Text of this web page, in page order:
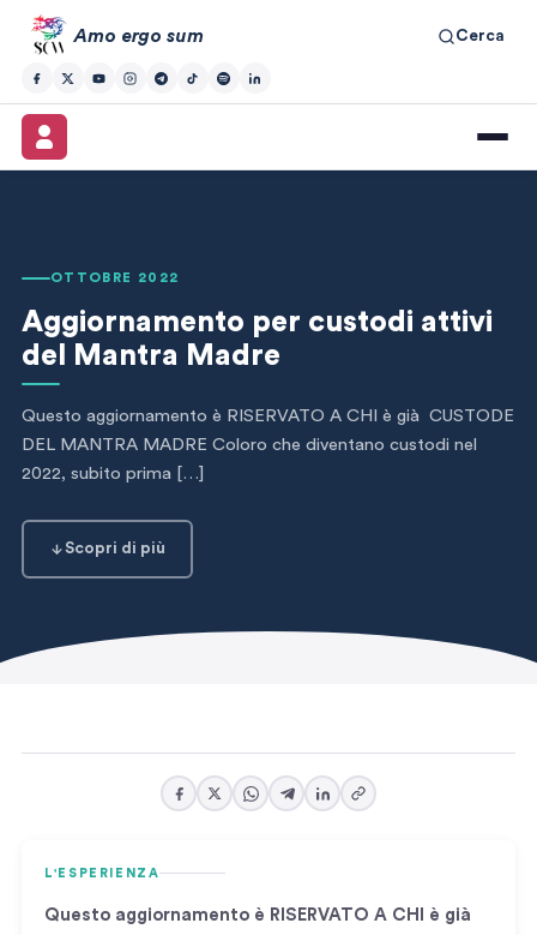
Amo ergo sum Cerca
OTTOBRE 2022
Aggiornamento per custodi attivi
del Mantra Madre
Questo aggiornamento è RISERVATO A CHI è già CUSTODE
DEL MANTRA MADRE Coloro che diventano custodi nel
2022, subito prima […]
Scopri di più
L'ESPERIENZA
Questo aggiornamento è RISERVATO A CHI è già